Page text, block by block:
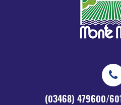
(03468) 479600/601